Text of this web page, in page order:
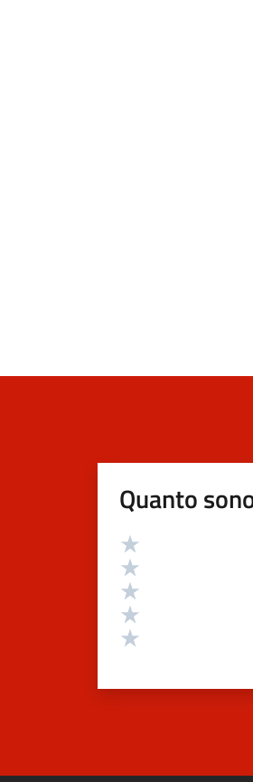
Quanto
Valutazione